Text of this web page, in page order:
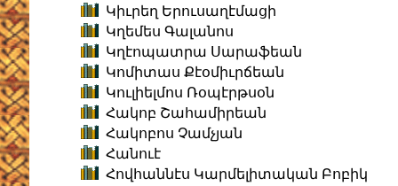
Կիւրեղ Երուսաղէմացի
Կղեմես Գալանոս
Կղէոպատրա Սարաֆեան
Կոմիտաս Քէօմիւրճեան
Կուլիելմոս Ռօպէրթսօն
Հակոբ Շահամիրեան
Հակոբոս Չամչյան
Հանուէ
Հովհաննէս Կարմելիտական Բոբիկ